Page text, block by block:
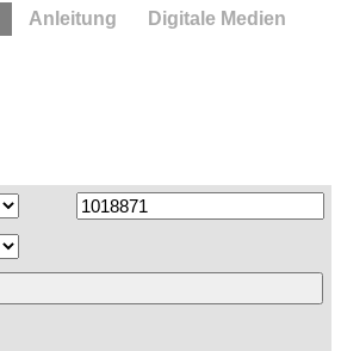
Anleitung Digitale Medien